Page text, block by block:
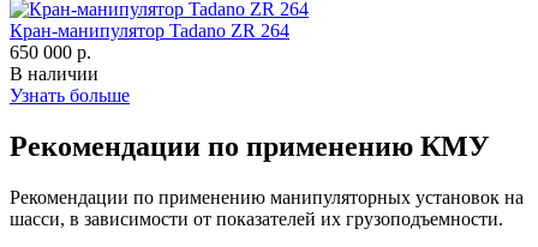
Кран-манипулятор Tadano ZR 264
650 000 р.
В наличии
Узнать больше
Рекомендации по применению КМУ
Рекомендации по применению манипуляторных установок на
шасси, в зависимости от показателей их грузоподъемности.